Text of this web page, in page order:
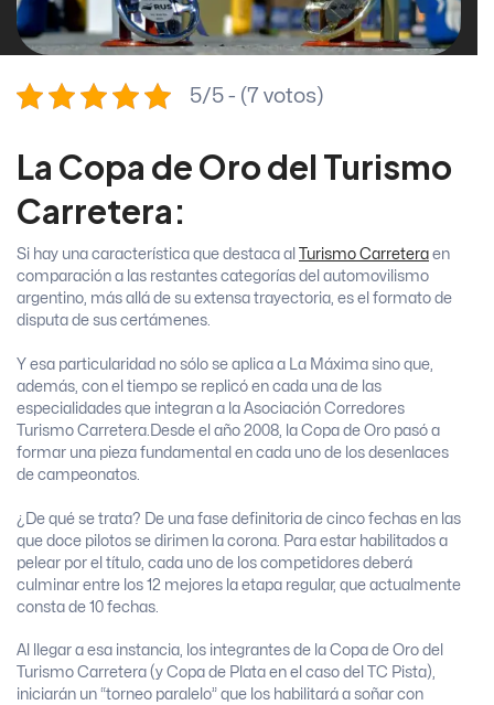
5/5 - (7 votos)
La Copa de Oro del Turismo
Carretera:
Si hay una característica que destaca al Turismo Carretera en
comparación a las restantes categorías del automovilismo
argentino, más allá de su extensa trayectoria, es el formato de
disputa de sus certámenes.
Y esa particularidad no sólo se aplica a La Máxima sino que,
además, con el tiempo se replicó en cada una de las
especialidades que integran a la Asociación Corredores
Turismo Carretera.
Desde el año 2008, la Copa de Oro pasó a
formar una pieza fundamental en cada uno de los desenlaces
de campeonatos.
¿De qué se trata? De una fase definitoria de cinco fechas en las
que doce pilotos se dirimen la corona. Para estar habilitados a
pelear por el título, cada uno de los competidores deberá
culminar entre los 12 mejores la etapa regular, que actualmente
consta de 10 fechas.
Al llegar a esa instancia, los integrantes de la Copa de Oro del
Turismo Carretera (y Copa de Plata en el caso del TC Pista),
iniciarán un “torneo paralelo” que los habilitará a soñar con